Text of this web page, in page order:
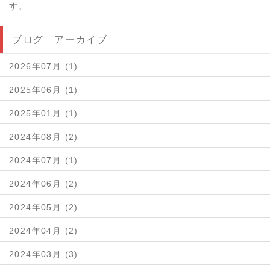
す。
ブログ アーカイブ
2026年07月 (1)
2025年06月 (1)
2025年01月 (1)
2024年08月 (2)
2024年07月 (1)
2024年06月 (2)
2024年05月 (2)
2024年04月 (2)
2024年03月 (3)